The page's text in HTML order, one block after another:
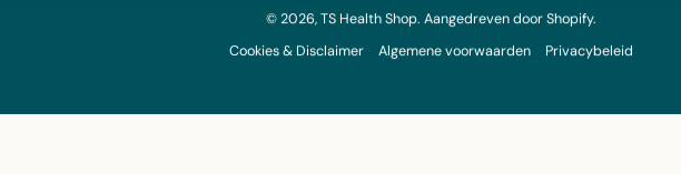
© 2026,TS Health Shop. Aangedreven doorShopify.
Cookies & Disclaimer
Algemene voorwaarden Privacybeleid